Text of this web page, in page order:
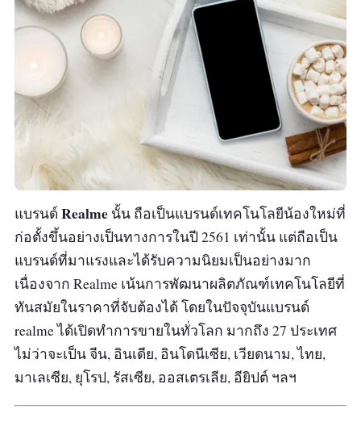
แบรนด์Realme นั้น ถือเป็นแบรนด์เทคโนโลยีน้องใหม่ที่
ก่อตั้งขึ้นอย่างเป็นทางการในปี 2561 เท่านั้น แต่ถือเป็น
แบรนด์ที่มาแรงและได้รับความนิยมเป็นอย่างมาก
เนื่องจาก Realme เน้นการพัฒนาผลิตภัณฑ์เทคโนโลยีที่
ทันสมัยในราคาที่จับต้องได้ โดยในปัจจุบันแบรนด์
realme ได้เปิดทำการขายในทั่วโลก มากถึง 27 ประเทศ
ไม่ว่าจะเป็น จีน, อินเดีย, อินโดนีเซีย, เวียดนาม, ไทย,
มาเลเซีย, ยุโรป, รัสเซีย, ออสเตรเลีย, อียิปต์ ฯลฯ